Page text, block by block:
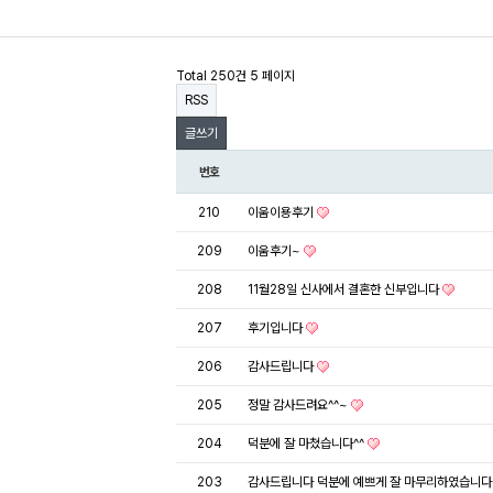
Total 250건 5 페이지
RSS
글쓰기
번호
210 이움이용후기
209 이움후기~
208 11월28일 신사에서 결혼한 신부입니다
207 후기입니다
206 감사드립니다
205 정말 감사드려요^^~
204 덕분에 잘 마쳤습니다^^
203 감사드립니다 덕분에 예쁘게 잘 마무리하였습니